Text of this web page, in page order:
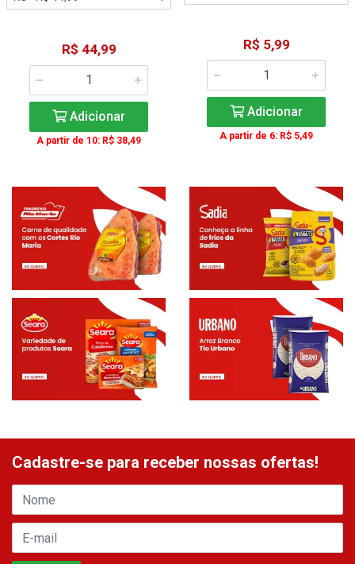
R$ 44,99
Adicionar
A partir de 10: R$ 38,49
R$ 5,99
Adicionar
A partir de 6: R$ 5,49
Cadastre-se para receber nossas ofertas!